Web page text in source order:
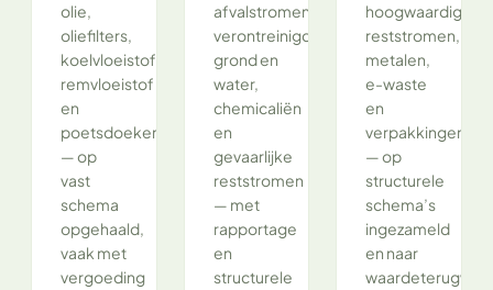
olie,
oliefilters,
koelvloeistof,
remvloeistof
en
poetsdoeken
— op
vast
schema
opgehaald,
vaak met
vergoeding
afvalstromen,
verontreinigde
grond en
water,
chemicaliën
en
gevaarlijke
reststromen
— met
rapportage
en
structurele
hoogwaardige
reststromen,
metalen,
e-waste
en
verpakkingen
— op
structurele
schema’s
ingezameld
en naar